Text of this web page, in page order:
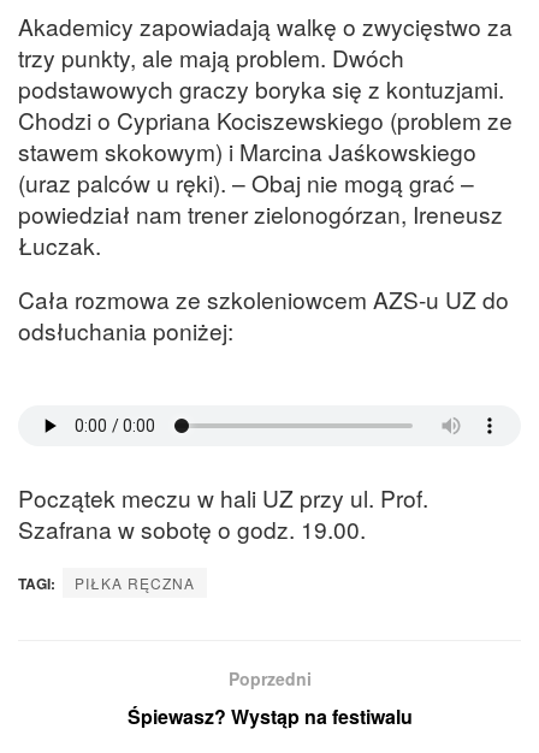
Akademicy zapowiadają walkę o zwycięstwo za
trzy punkty, ale mają problem. Dwóch
podstawowych graczy boryka się z kontuzjami.
Chodzi o Cypriana Kociszewskiego (problem ze
stawem skokowym) i Marcina Jaśkowskiego
(uraz palców u ręki). – Obaj nie mogą grać –
powiedział nam trener zielonogórzan, Ireneusz
Łuczak.
Cała rozmowa ze szkoleniowcem AZS-u UZ do
odsłuchania poniżej:
Początek meczu w hali UZ przy ul. Prof.
Szafrana w sobotę o godz. 19.00.
TAGI: PIŁKA RĘCZNA
Poprzedni
Śpiewasz? Wystąp na festiwalu